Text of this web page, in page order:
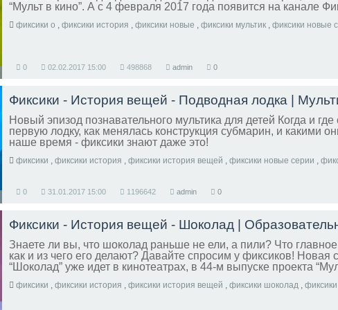
“Мульт в кино”. А с 4 февраля 2017 года появится на канале
фиксики о , фиксики история , фиксики новые , фиксики мультик , фиксики новые
0 02.02.2017 15:00 498868 admin 0
Новый эпизод познавательного мультика для детей Когда и где
первую лодку, как менялась конструкция субмарин, и какими
наше время - фиксики знают даже это!
фиксики , фиксики история , фиксики история вещей , фиксики новые серии ,
0 31.01.2017 15:00 1196642 admin 0
Знаете ли вы, что шоколад раньше не ели, а пили? Что
как и из чего его делают? Давайте спросим у фиксиков! Новая
“Шоколад” уже идет в кинотеатрах, в 44-м выпуске проекта
фиксики , фиксики история , фиксики история вещей , фиксики шоколад ,